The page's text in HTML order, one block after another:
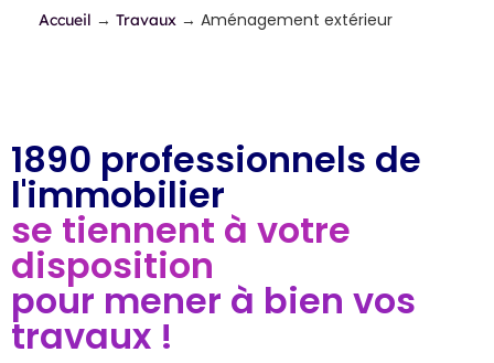
Accueil → Travaux → Aménagement extérieur
1890 professionnels de
l'immobilier
se tiennent à votre
disposition
pour mener à bien vos
travaux !